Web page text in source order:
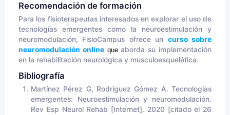
Recomendación de formación
Para los fisioterapeutas interesados en explorar el uso de
tecnologías emergentes como la neuroestimulación y
neuromodulación, FisioCampus ofrece un curso sobre
neuromodulación online que aborda su implementación
en la rehabilitación neurológica y musculoesquelética.
Bibliografía
Martínez Pérez G, Rodríguez Gómez A. Tecnologías
emergentes: Neuroestimulación y neuromodulación.
Rev Esp Neurol Rehab [Internet]. 2020 [citado el 26